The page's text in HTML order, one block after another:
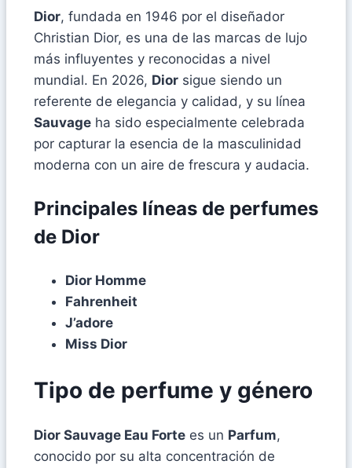
Dior, fundada en 1946 por el diseñador
Christian Dior, es una de las marcas de lujo
más influyentes y reconocidas a nivel
mundial. En 2026, Dior sigue siendo un
referente de elegancia y calidad, y su línea
Sauvage ha sido especialmente celebrada
por capturar la esencia de la masculinidad
moderna con un aire de frescura y audacia.
Principales líneas de perfumes
de Dior
Dior Homme
Fahrenheit
J’adore
Miss Dior
Tipo de perfume y género
Dior Sauvage Eau Forte es un Parfum,
conocido por su alta concentración de